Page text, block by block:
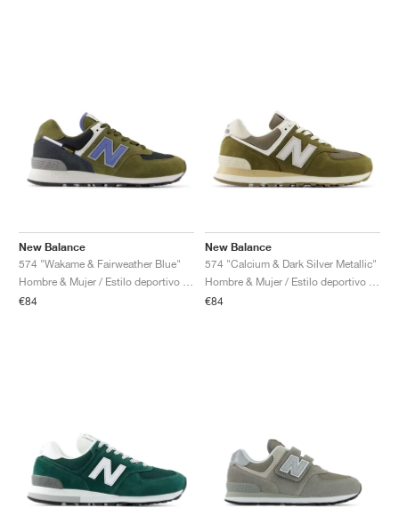
New Balance
574 "Wakame & Fairweather Blue"
€84
New Balance
574 "Calcium & Dark Silver Metallic"
€84